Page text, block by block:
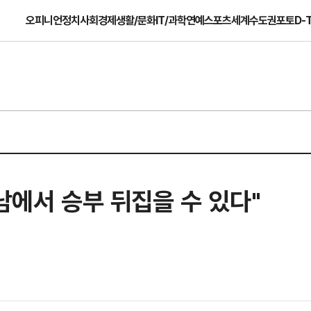
오피니언정치사회경제생활/문화IT/과학연예스포츠세계수도권포토D-
에서 승부 뒤집을 수 있다"